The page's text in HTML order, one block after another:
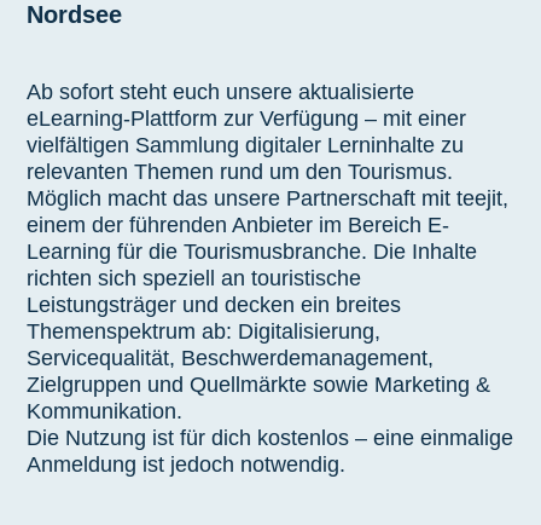
Nordsee
Ab sofort steht euch unsere aktualisierte
eLearning-Plattform zur Verfügung – mit einer
vielfältigen Sammlung digitaler Lerninhalte zu
relevanten Themen rund um den Tourismus.
Möglich macht das unsere Partnerschaft mit teejit,
einem der führenden Anbieter im Bereich E-
Learning für die Tourismusbranche. Die Inhalte
richten sich speziell an touristische
Leistungsträger und decken ein breites
Themenspektrum ab: Digitalisierung,
Servicequalität, Beschwerdemanagement,
Zielgruppen und Quellmärkte sowie Marketing &
Kommunikation.
Die Nutzung ist für dich kostenlos – eine einmalige
Anmeldung ist jedoch notwendig.